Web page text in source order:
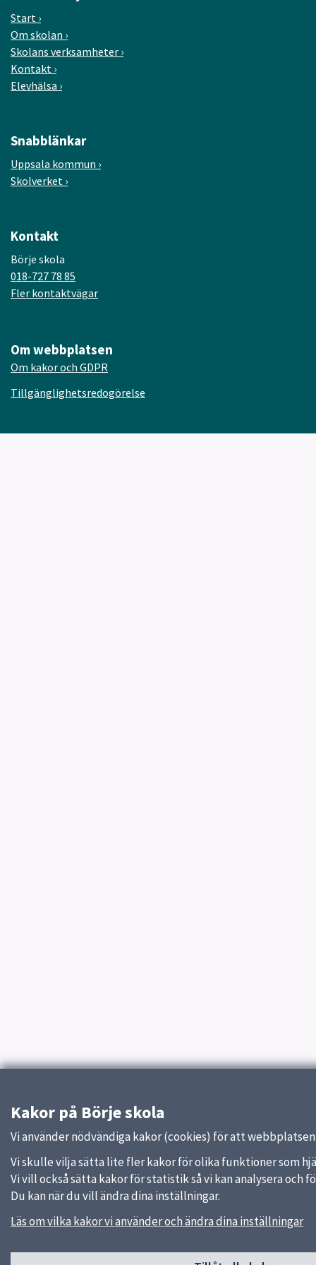
Kakor på Börje skola
Vi använder nödvändiga kakor (cookies) för att
Vi skulle vilja sätta lite fler kakor för olika funktioner som
Vi vill också sätta kakor för statistik så vi kan analysera och
Du kan när du vill ändra dina inställningar.
Läs om vilka kakor vi använder och ändra dina inställningar
Start
Om skolan
Skolans verksamheter
Kontakt
Elevhälsa
Snabblänkar
Uppsala kommun
Skolverket
Kontakt
Börje skola
018-727 78 85
Fler kontaktvägar
Om webbplatsen
Om kakor och GDPR
Tillgänglighetsredogörelse